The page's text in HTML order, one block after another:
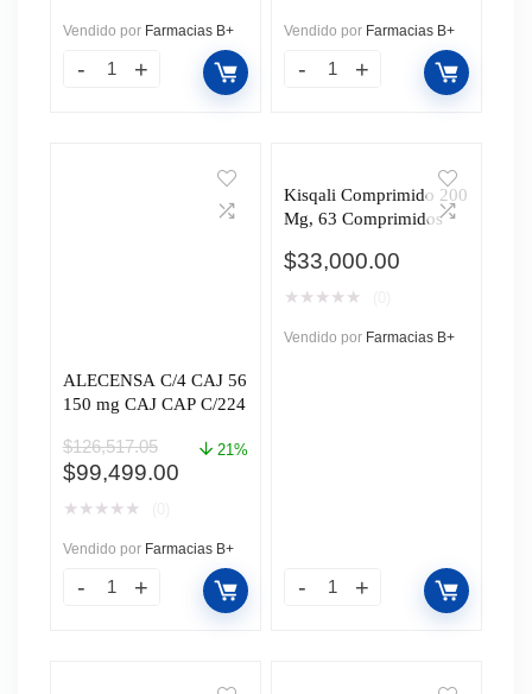
era:
$102,171.60.
es:
$89,995.00.
Vendido por Farmacias B+
era:
$44,845.02.
es:
$39,489.00.
Vendido por Farmacias B+
ALECENSA C/4 CAJ 56
150 mg CAJ CAP C/224
$126,517.05
El
precio
era:
$126,517.05.
$99,499.00El
es:
$99,499.00.
21%
★ ★ ★ ★ ★
Vendido por Farmacias B+
Kisqali Comprimido 200
Mg, 63 Comprimidos
$33,000.00
★ ★ ★ ★ ★
Vendido por Farmacias B+